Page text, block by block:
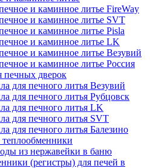
и каминное литье FireWay
и каминное литье SVT
и каминное литье Pisla
и каминное литье LK
и каминное литье Везувий
и каминное литье Россия
печных дверок
для печного литья Везувий
для печного литья Рубцовск
для печного литья LK
для печного литья SVT
для печного литья Балезино
из нержавейки в баню
(регистры) для печей в